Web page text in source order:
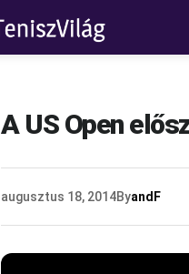
A US Open
augusztus 18, 2014ByandF